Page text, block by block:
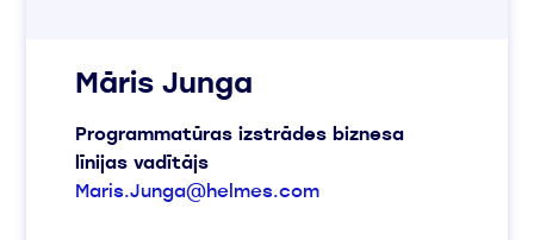
Māris Junga
Programmatūras izstrādes biznesa
līnijas vadītājs
Maris.Junga@helmes.com